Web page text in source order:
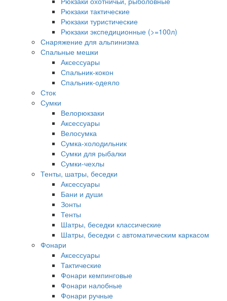
Рюкзаки тактические
Рюкзаки туристические
Рюкзаки экспедиционные (>=100л)
Снаряжение для альпинизма
Спальные мешки
Аксессуары
Спальник-кокон
Спальник-одеяло
Сток
Сумки
Велорюкзаки
Аксессуары
Велосумка
Сумка-холодильник
Сумки для рыбалки
Сумки-чехлы
Тенты, шатры, беседки
Аксессуары
Бани и души
Зонты
Тенты
Шатры, беседки классические
Шатры, беседки с автоматическим каркасом
Фонари
Аксессуары
Тактические
Фонари кемпинговые
Фонари налобные
Фонари ручные